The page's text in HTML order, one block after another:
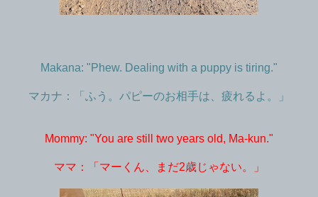
Makana: "Phew. Dealing with a puppy is tiring."
マカナ：「ふう。パピーのお相手は、疲れるよ。」
Mommy: "You are still two years old, Ma-kun."
ママ：「マーくん、まだ2歳じゃない。」